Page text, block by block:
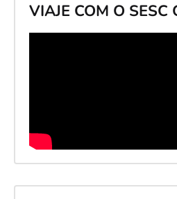
VIAJE COM O SESC